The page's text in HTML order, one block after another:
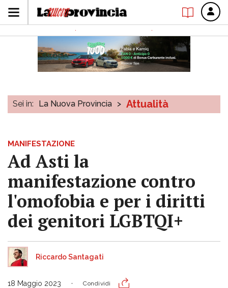
Sei in: La Nuova Provincia > Attualità
MANIFESTAZIONE
Ad Asti la
manifestazione contro
l'omofobia e per i diritti
dei genitori LGBTQI+
Riccardo Santagati
18 Maggio 2023 Condividi